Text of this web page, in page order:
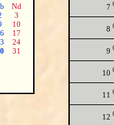
Nd
3
10
17
24
31
7
8
9
10
11
12